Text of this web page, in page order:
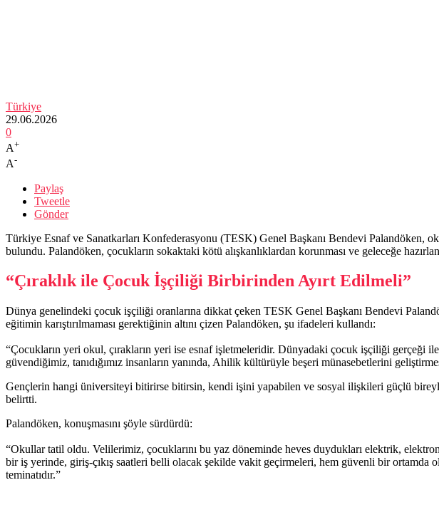
Türkiye
29.06.2026
0
A+
A-
Paylaş
Tweetle
Gönder
Türkiye Esnaf ve Sanatkarları Konfederasyonu (TESK) Genel Başkanı Bendevi Palandöken,
bulundu. Palandöken, çocukların sokaktaki kötü alışkanlıklardan korunması ve geleceğe
“Çıraklık ile Çocuk İşçiliği Birbirinden Ayırt Edilmeli”
Dünya genelindeki çocuk işçiliği oranlarına dikkat çeken TESK Genel Başkanı Bendevi
eğitimin karıştırılmaması gerektiğinin altını çizen Palandöken, şu ifadeleri kullandı:
“Çocukların yeri okul, çırakların yeri ise esnaf işletmeleridir. Dünyadaki çocuk işçiliği gerçeği
güvendiğimiz, tanıdığımız insanların yanında, Ahilik kültürüyle beşeri münasebetlerini
Gençlerin hangi üniversiteyi bitirirse bitirsin, kendi işini yapabilen ve sosyal ilişkileri güçlü
belirtti.
Palandöken, konuşmasını şöyle sürdürdü:
“Okullar tatil oldu. Velilerimiz, çocuklarını bu yaz döneminde heves duydukları elektrik,
bir iş yerinde, giriş-çıkış saatleri belli olacak şekilde vakit geçirmeleri, hem güvenli bir ortamda
teminatıdır.”